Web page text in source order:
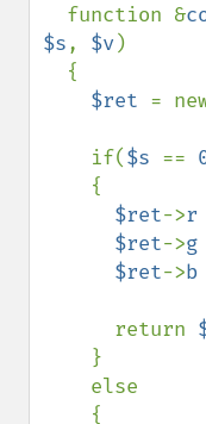
function &
$s, $v)
$ret =
    if(
$s ==
$ret->r
$ret->g
$ret->b
      return